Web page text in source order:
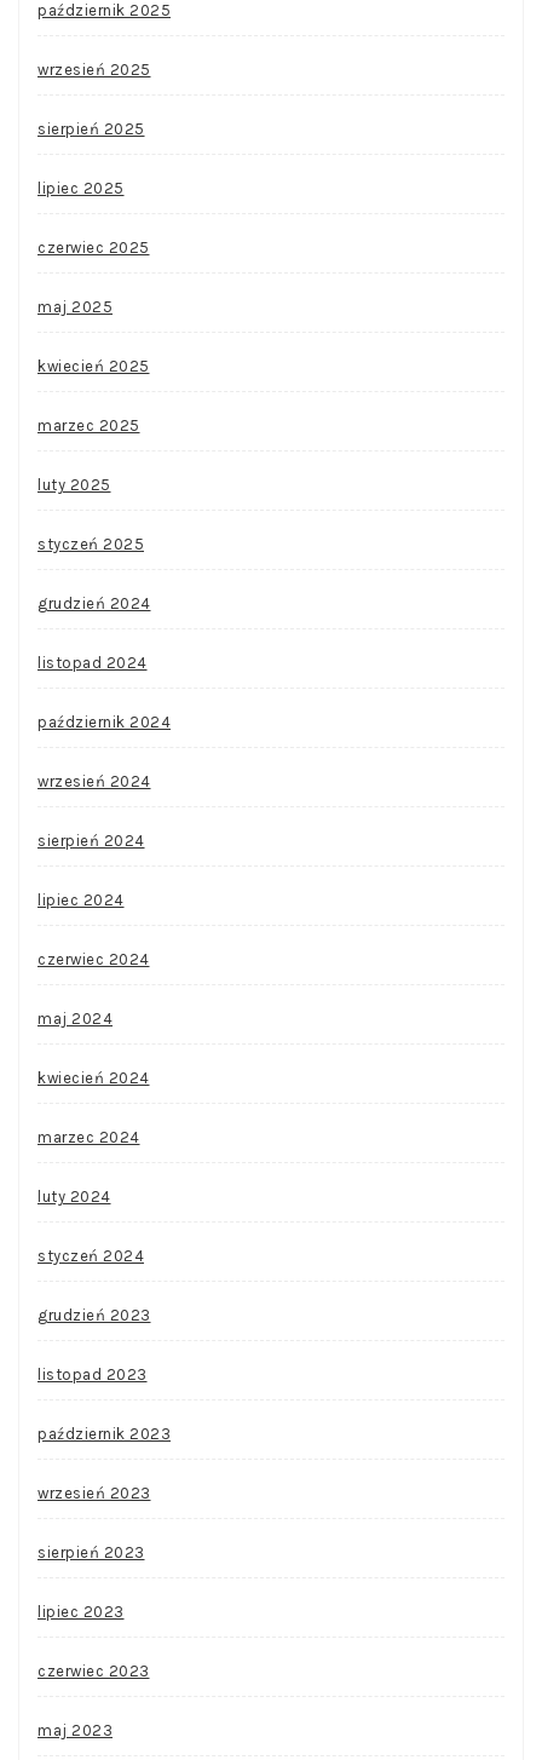
październik 2025
wrzesień 2025
sierpień 2025
lipiec 2025
czerwiec 2025
maj 2025
kwiecień 2025
marzec 2025
luty 2025
styczeń 2025
grudzień 2024
listopad 2024
październik 2024
wrzesień 2024
sierpień 2024
lipiec 2024
czerwiec 2024
maj 2024
kwiecień 2024
marzec 2024
luty 2024
styczeń 2024
grudzień 2023
listopad 2023
październik 2023
wrzesień 2023
sierpień 2023
lipiec 2023
czerwiec 2023
maj 2023